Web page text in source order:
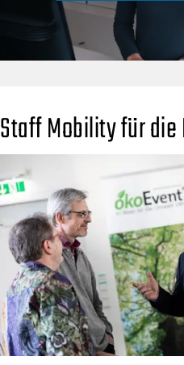
Staff Mobility für die